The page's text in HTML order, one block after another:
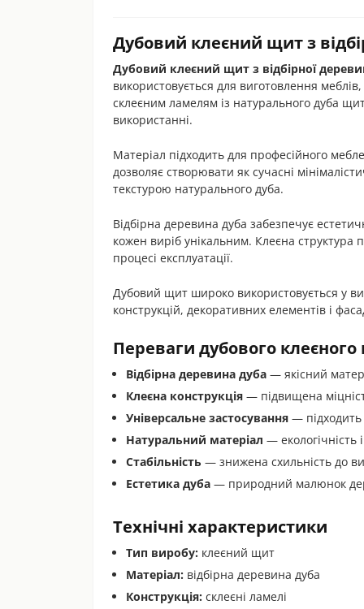
Дубовий клеєний щит з
Дубовий клеєний щит з відбірної
використовується для виготовлення
склеєним ламелям із натурального дуба
використанні.
Матеріал підходить для професійного
дозволяє створювати як сучасні
текстурою натурального дуба.
Відбірна деревина дуба забезпечує
кожен виріб унікальним. Клеєна структура
процесі експлуатації.
Дубовий щит широко використовується у
конструкцій, декоративних елементів і
Переваги дубового
Відбірна деревина дуба — якісний
Клеєна конструкція — підвищена
Універсальне застосування — підходить
Натуральний матеріал — екологічність
Стабільність — знижена схильність до
Естетика дуба — природний малюнок
Технічні характеристики
Тип виробу: клеєний щит
Матеріал: відбірна деревина дуба
Конструкція: склеєні ламелі